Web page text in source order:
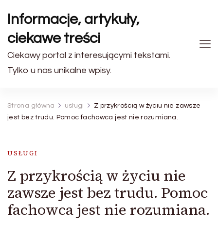
Informacje, artykuły,
ciekawe treści
Ciekawy portal z interesującymi tekstami.
Tylko u nas unikalne wpisy.
Strona główna usługi
Z przykrością w życiu nie zawsze
jest bez trudu. Pomoc fachowca jest nie rozumiana.
USŁUGI
Z przykrością w życiu nie
zawsze jest bez trudu. Pomoc
fachowca jest nie rozumiana.